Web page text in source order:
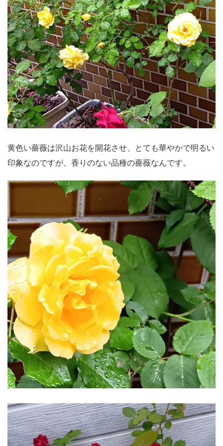
黄色い薔薇は沢山お花を開花させ、とても華やかで明るい
印象なのですが、香りのない品種の薔薇なんです。